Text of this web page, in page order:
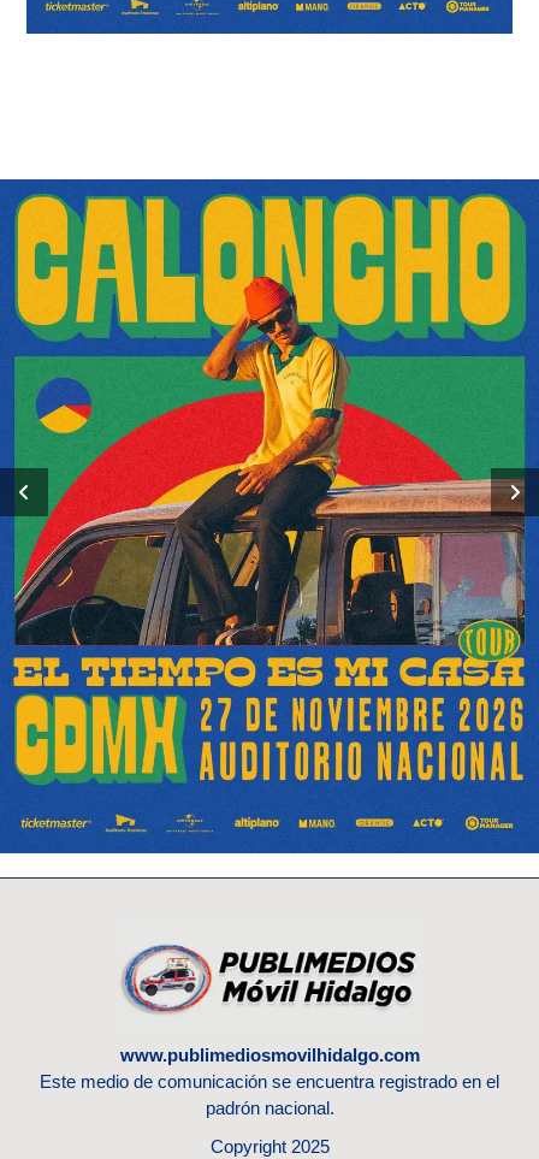
Previous Next
www.publimediosmovilhidalgo.com
Este medio de comunicación se encuentra registrado en el
padrón nacional.
Copyright 2025